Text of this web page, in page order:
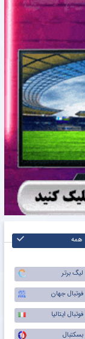
همه
لیگ برتر
فوتبال جهان
فوتبال ایتالیا
بسکتبال